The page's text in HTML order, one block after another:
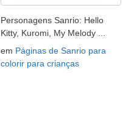
Personagens Sanrio: Hello
Kitty, Kuromi, My Melody ...
em Páginas de Sanrio para
colorir para crianças